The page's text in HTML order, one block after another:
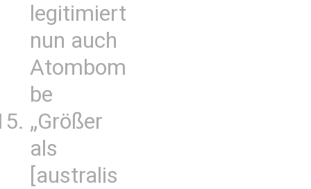
legitimiert
nun auch
Atombom
be
„Größer
als
[australis